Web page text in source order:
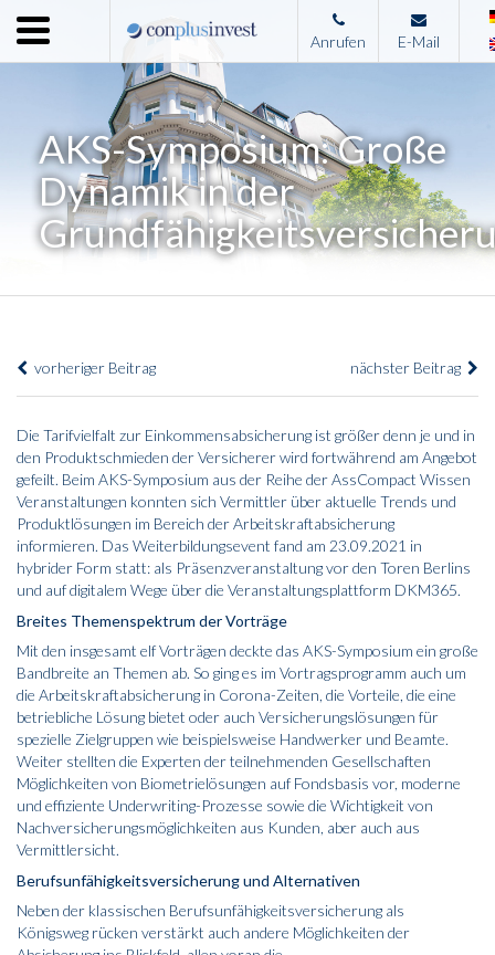
Menu
Home
Unternehmen
Leistungen
Immobilienangebote
News
Impressum
Anrufen E-Mail
AKS-Symposium: Große
Dynamik in der
vorheriger Beitrag nächster Beitrag
Die Tarifvielfalt zur Einkommensabsicherung ist größer denn je und in
den Produktschmieden der Versicherer wird fortwährend am Angebot
gefeilt. Beim AKS-Symposium aus der Reihe der AssCompact Wissen
Veranstaltungen konnten sich Vermittler über aktuelle Trends und
Produktlösungen im Bereich der Arbeitskraftabsicherung
informieren. Das Weiterbildungsevent fand am 23.09.2021 in
hybrider Form statt: als Präsenzveranstaltung vor den Toren Berlins
und auf digitalem Wege über die Veranstaltungsplattform DKM365.
Breites Themenspektrum der Vorträge
Mit den insgesamt elf Vorträgen deckte das AKS-Symposium ein große
Bandbreite an Themen ab. So ging es im Vortragsprogramm auch um
die Arbeitskraftabsicherung in Corona-Zeiten, die Vorteile, die eine
betriebliche Lösung bietet oder auch Versicherungslösungen für
spezielle Zielgruppen wie beispielsweise Handwerker und Beamte.
Weiter stellten die Experten der teilnehmenden Gesellschaften
Möglichkeiten von Biometrielösungen auf Fondsbasis vor, moderne
und effiziente Underwriting-Prozesse sowie die Wichtigkeit von
Nachversicherungsmöglichkeiten aus Kunden, aber auch aus
Vermittlersicht.
Berufsunfähigkeitsversicherung und Alternativen
Neben der klassischen Berufsunfähigkeitsversicherung als
Königsweg rücken verstärkt auch andere Möglichkeiten der